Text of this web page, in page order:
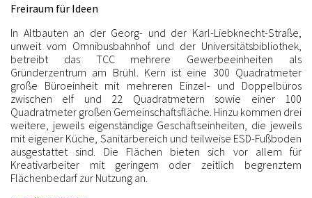
Freiraum für Ideen
In Altbauten an der Georg- und der Karl-Liebknecht-Straße,
unweit vom Omnibusbahnhof und der Universitätsbibliothek,
betreibt das TCC mehrere Gewerbeeinheiten als
Gründerzentrum am Brühl. Kern ist eine 300 Quadratmeter
große Büroeinheit mit mehreren Einzel- und Doppelbüros
zwischen elf und 22 Quadratmetern sowie einer 100
Quadratmeter großen Gemeinschaftsfläche. Hinzu kommen drei
weitere, jeweils eigenständige Geschäftseinheiten, die jeweils
mit eigener Küche, Sanitärbereich und teilweise ESD-Fußboden
ausgestattet sind. Die Flächen bieten sich vor allem für
Kreativarbeiter mit geringem oder zeitlich begrenztem
Flächenbedarf zur Nutzung an.